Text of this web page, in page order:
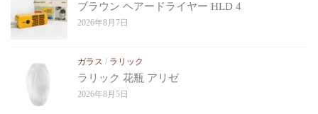
ブラウン ヘアードライヤー HLD 4
2026年8月7日
ガラス / ラリック
ラリック 花瓶 アリゼ
2026年8月5日